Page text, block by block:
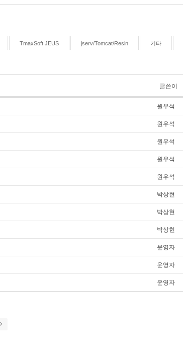
TmaxSoft JEUS jserv/Tomcat/Resin 기타
글쓴이
원우석
원우석
원우석
원우석
원우석
박상현
박상현
박상현
운영자
운영자
운영자